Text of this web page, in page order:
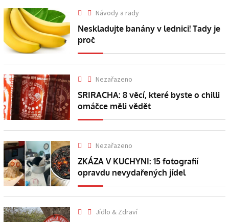
Návody a rady
Neskladujte banány v lednici! Tady je
proč
Nezařazeno
SRIRACHA: 8 věcí, které byste o chilli
omáčce měli vědět
Nezařazeno
ZKÁZA V KUCHYNI: 15 fotografií
opravdu nevydařených jídel
Jídlo & Zdraví